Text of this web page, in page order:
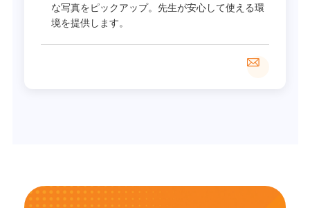
な写真をピックアップ。先生が安心して使える環
境を提供します。